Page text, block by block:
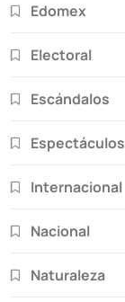
Edomex
Electoral
Escándalos
Espectáculos
Internacional
Nacional
Naturaleza